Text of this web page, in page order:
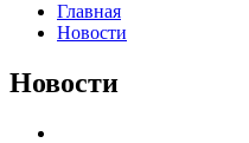
Главная
Новости
Новости